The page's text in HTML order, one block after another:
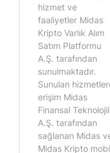
hizmet ve
faaliyetler Midas
Kripto Varlık Alım
Satım Platformu
A.Ş. tarafından
sunulmaktadır.
Sunulan
erişim Midas
Finansal
A.Ş. tarafından
sağlanan Midas
Midas Kripto